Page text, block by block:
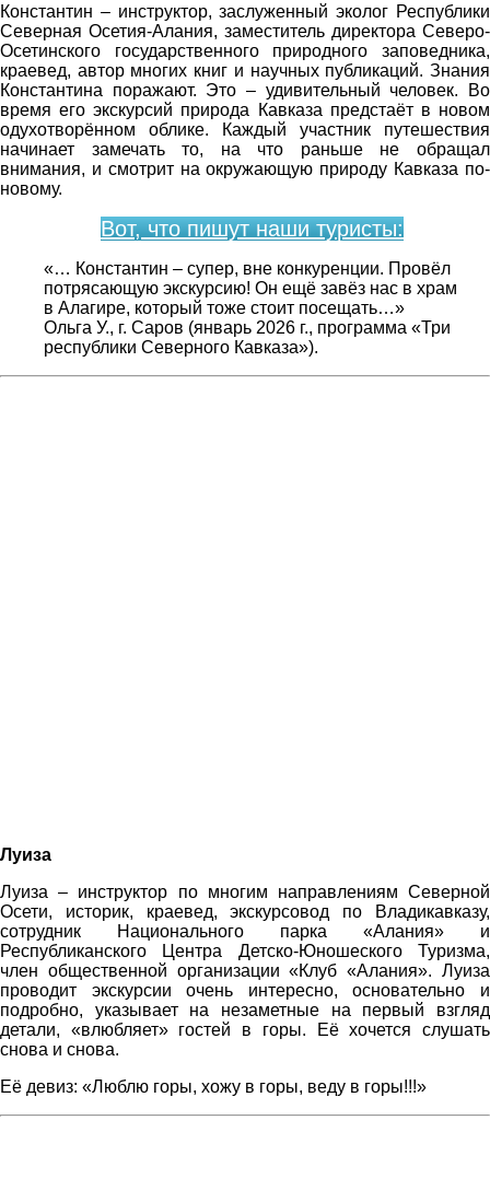
Константин – инструктор, заслуженный эколог Республики
Северная Осетия-Алания, заместитель директора Северо-
Осетинского государственного природного заповедника,
краевед, автор многих книг и научных публикаций. Знания
Константина поражают. Это – удивительный человек. Во
время его экскурсий природа Кавказа предстаёт в новом
одухотворённом облике. Каждый участник путешествия
начинает замечать то, на что раньше не обращал
внимания, и смотрит на окружающую природу Кавказа по-
новому.
Вот, что пишут наши туристы:
«… Константин – супер, вне конкуренции. Провёл
потрясающую экскурсию! Он ещё завёз нас в храм
в Алагире, который тоже стоит посещать…»
Ольга У., г. Саров (январь 2026 г., программа «Три
республики Северного Кавказа»).
Луиза
Луиза – инструктор по многим направлениям Северной
Осети, историк, краевед, экскурсовод по Владикавказу,
сотрудник Национального парка «Алания» и
Республиканского Центра Детско-Юношеского Туризма,
член общественной организации «Клуб «Алания». Луиза
проводит экскурсии очень интересно, основательно и
подробно, указывает на незаметные на первый взгляд
детали, «влюбляет» гостей в горы. Её хочется слушать
снова и снова.
Её девиз: «Люблю горы, хожу в горы, веду в горы!!!»